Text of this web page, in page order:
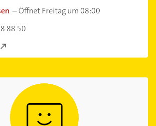
–Öffnet Freitag um 08:00
88 50